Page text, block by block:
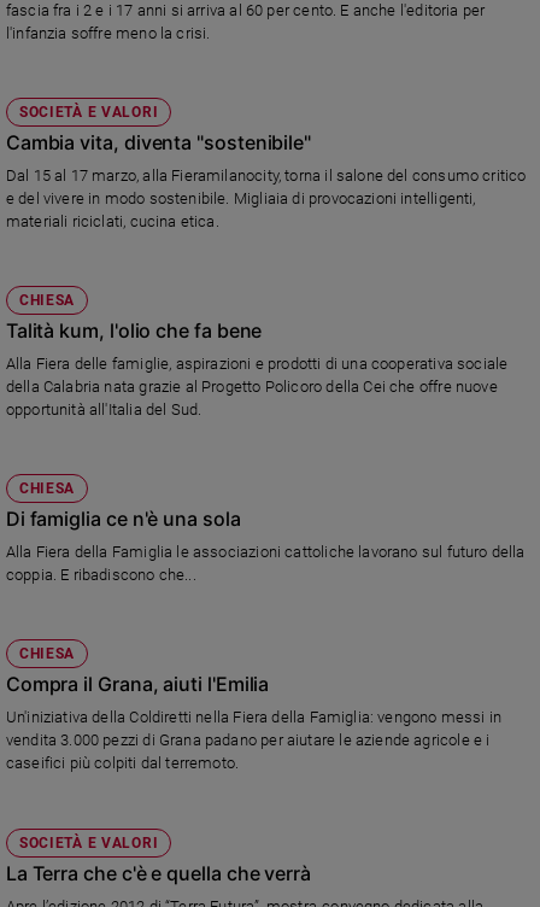
Riflessioni
Foto
Podcast
Privacy
Policy
siamo
Contatti
Registrati
Redazione
fascia fra i 2 e i 17 anni si arriva al 60 per cento. E anche l'editoria per
l'infanzia soffre meno la crisi.
SOCIETÀ E VALORI
Cambia vita, diventa "sostenibile"
Dal 15 al 17 marzo, alla Fieramilanocity, torna il salone del consumo critico
e del vivere in modo sostenibile. Migliaia di provocazioni intelligenti,
materiali riciclati, cucina etica.
CHIESA
Talità kum, l'olio che fa bene
Alla Fiera delle famiglie, aspirazioni e prodotti di una cooperativa sociale
della Calabria nata grazie al Progetto Policoro della Cei che offre nuove
opportunità all'Italia del Sud.
CHIESA
Di famiglia ce n'è una sola
Alla Fiera della Famiglia le associazioni cattoliche lavorano sul futuro della
coppia. E ribadiscono che...
CHIESA
Compra il Grana, aiuti l'Emilia
Un'iniziativa della Coldiretti nella Fiera della Famiglia: vengono messi in
vendita 3.000 pezzi di Grana padano per aiutare le aziende agricole e i
caseifici più colpiti dal terremoto.
SOCIETÀ E VALORI
La Terra che c'è e quella che verrà